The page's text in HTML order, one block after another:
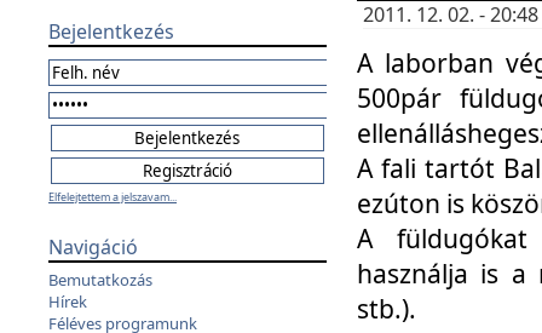
Bejelentkezés
Elfelejtettem a jelszavam...
Navigáció
Bemutatkozás
Hírek
Féléves programunk
2011. 12. 02. -
A laborban
500pár
A fali tartót
ezúton is
A füldugókat
használja is a
stb.).